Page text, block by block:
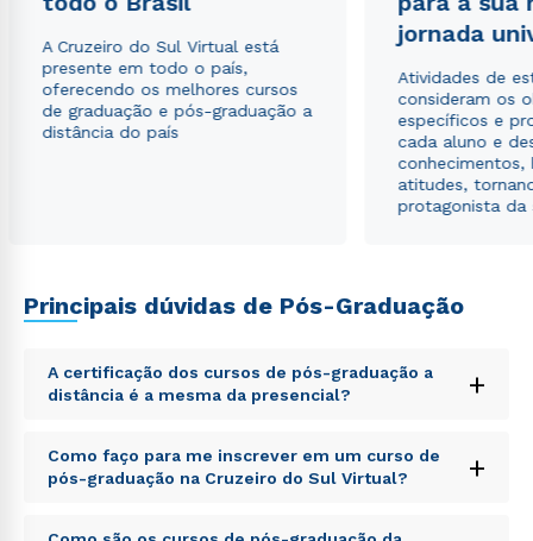
A Cruzeiro do Sul Virtual está
presente em todo o país,
oferecendo os melhores cursos
de graduação e pós-graduação a
distância do país
jornada
Atividades de
consideram os
específicos e
cada aluno e
conhecimentos,
atitudes,
protagonista da
Principais dúvidas de Pós-Graduação
A certificação dos cursos de pós-graduação a
distância é a mesma da presencial?
+
Sed ut perspiciatis unde omnis iste natus error sit
voluptatem accusantium doloremque laudantium,
totam rem aperiam, eaque ipsa quae ab illo inventore
Como faço para me inscrever em um curso de
pós-graduação na Cruzeiro do Sul Virtual?
+
Sed ut perspiciatis unde omnis iste natus error sit
Rápido e fácil
WhatsApp
Estou de acordo com a Política de Privacidade.e